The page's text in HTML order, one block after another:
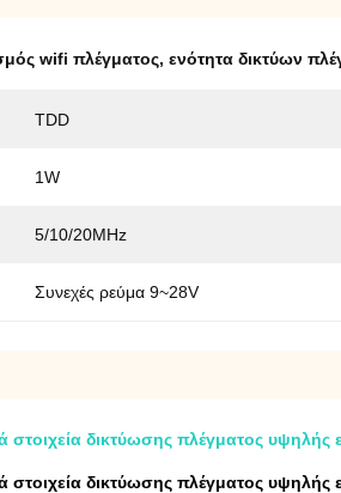
wifi πλέγματος, ενότητα δικτύων
TDD
1W
5/10/20MHz
Συνεχές ρεύμα 9~28V
στοιχεία δικτύωσης πλέγματος υψηλής
στοιχεία δικτύωσης πλέγματος υψηλής